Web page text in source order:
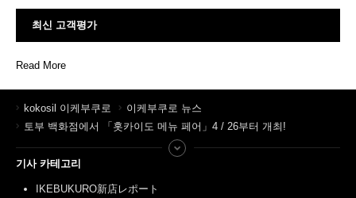
최신 고객평가
Read More
kokosil 이케부쿠로
이케부쿠로 뉴스
토부 백화점에서 「홋카이도 메뉴 페어」4 / 26부터 개최!
기사 카테고리
IKEBUKURO新店レポート